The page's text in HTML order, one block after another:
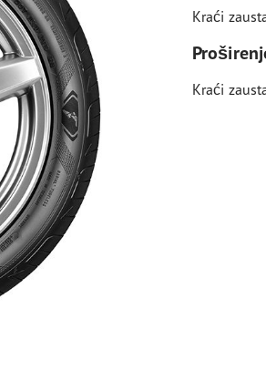
Kraći
Kraći